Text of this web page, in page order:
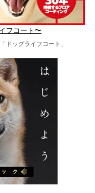
フコート〜
ドッグライフコート」